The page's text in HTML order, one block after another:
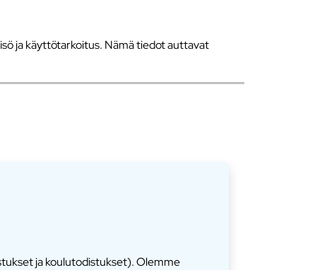
ja käyttötarkoitus. Nämä tiedot auttavat
ja koulutodistukset). Olemme